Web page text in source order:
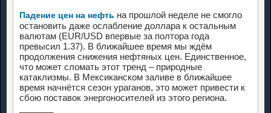
Падение цен на нефть на прошлой неделе не смогло
остановить даже ослабление доллара к остальным
валютам (EUR/USD впервые за полтора года
превысил 1.37). В ближайшее время мы ждём
продолжения снижения нефтяных цен. Единственное,
что может сломать этот тренд – природные
катаклизмы. В Мексиканском заливе в ближайшее
время начнётся сезон ураганов, это может привести к
сбою поставок энергоносителей из этого региона.